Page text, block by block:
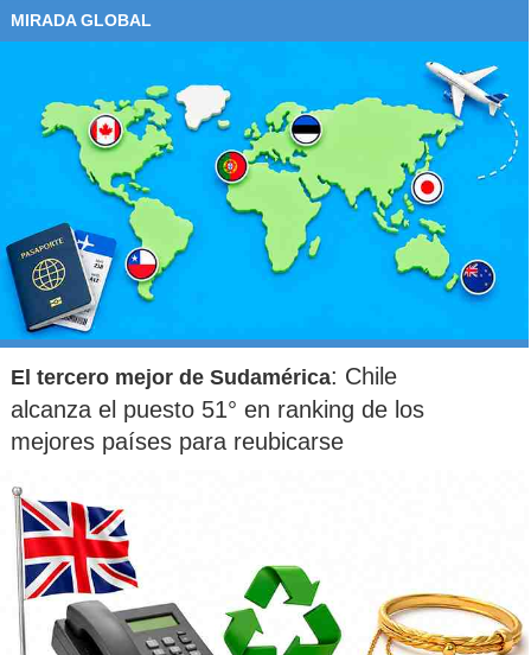
MIRADA GLOBAL
El tercero mejor de Sudamérica: Chile
alcanza el puesto 51° en ranking de los
mejores países para reubicarse